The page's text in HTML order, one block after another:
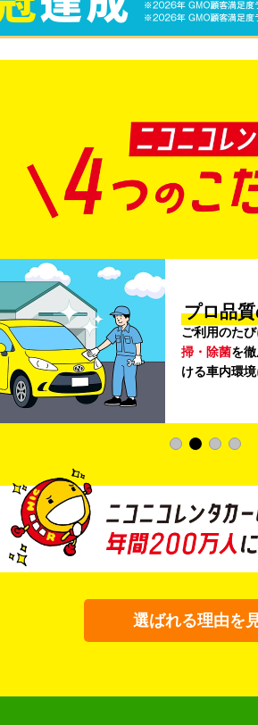
プロ品
ご利用のた
掃・除菌を
ける車内環
選ばれる理由を